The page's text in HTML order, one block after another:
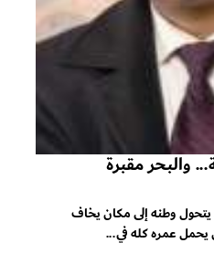
والبحر مقبرة
وطنه إلى مكان يخاف
يحمل عمره كله في...